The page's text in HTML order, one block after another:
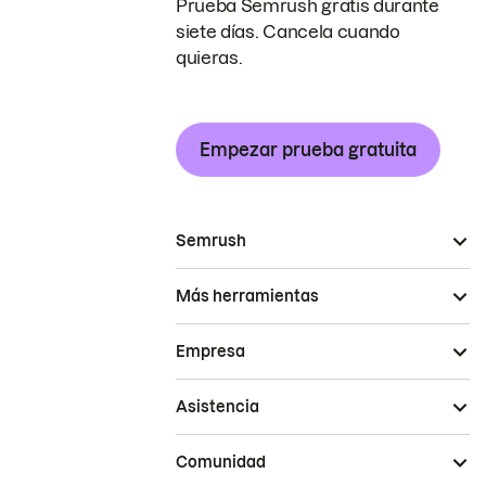
Prueba Semrush gratis durante
siete días. Cancela cuando
quieras.
Empezar prueba gratuita
Semrush
Más herramientas
Empresa
Asistencia
Comunidad